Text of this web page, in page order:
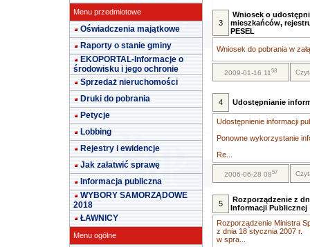
Menu przedmiotowe
Oświadczenia majątkowe
Raporty o stanie gminy
EKOPORTAL-Informacje o
środowisku i jego ochronie
Sprzedaż nieruchomości
Druki do pobrania
Petycje
Lobbing
Rejestry i ewidencje
Jak załatwić sprawę
Informacja publiczna
WYBORY SAMORZĄDOWE
2018
ŁAWNICY
Menu ogólne
3
Wniosek o
mieszkańców,
PESEL
Wniosek do pobrania w
2009-01-16 1158
4 Udostępnianie
Udostępnienie informacji
Ponowne wykorzystanie
Re...
2006-06-28 0857
5
Rozporządzenie z
Informacji Publicznej
Rozporządzenie Ministra
z dnia 18 stycznia 2007 r.
w spra...